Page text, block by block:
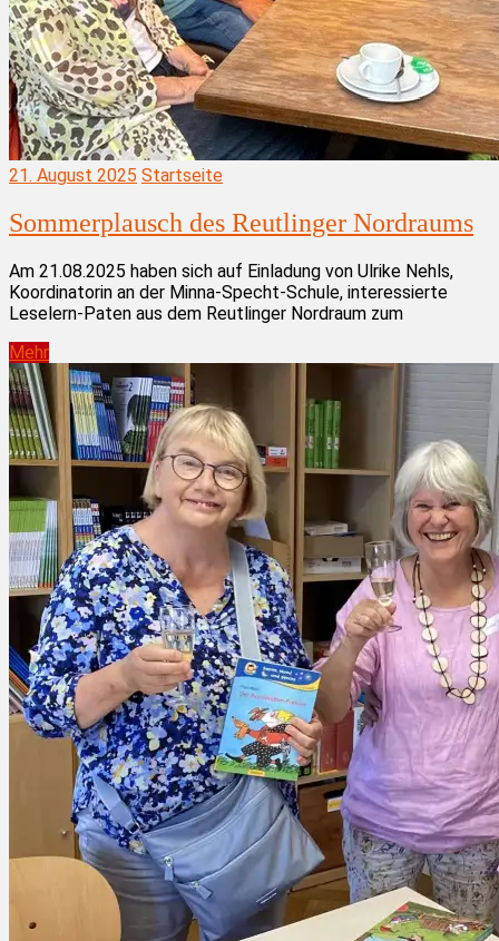
21. August 2025 Startseite
Sommerplausch des Reutlinger Nordraums
Am 21.08.2025 haben sich auf Einladung von Ulrike Nehls,
Koordinatorin an der Minna-Specht-Schule, interessierte
Leselern-Paten aus dem Reutlinger Nordraum zum
Mehr